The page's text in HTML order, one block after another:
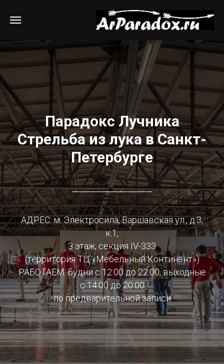
Парадокс Лучника
Стрельба из лука в Санкт-
Петербурге
АДРЕС: м. Электросила, Варшавская ул., д.3,
к.1,
3 этаж, секция IV-333
(территория ТЦ «Мебельный Континент»)
РАБОТАЕМ: будни с 12:00 до 22:00, выходные
с 14:00 до 20:00
по предварительной записи